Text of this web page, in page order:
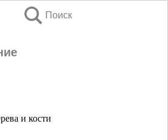
Поиск
и кости